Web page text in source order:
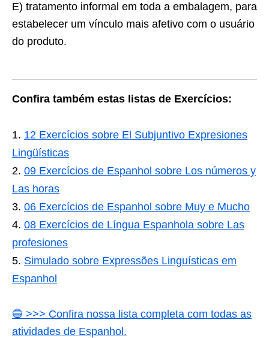
E) tratamento informal em toda a embalagem, para
estabelecer um vínculo mais afetivo com o usuário
do produto.
Confira também estas listas de Exercícios:
12 Exercícios sobre El Subjuntivo Expresiones
Lingüísticas
09 Exercícios de Espanhol sobre Los números y
Las horas
06 Exercícios de Espanhol sobre Muy e Mucho
08 Exercícios de Língua Espanhola sobre Las
profesiones
Simulado sobre Expressões Linguísticas em
Espanhol
🔵 >>> Confira nossa lista completa com todas as
atividades de Espanhol.